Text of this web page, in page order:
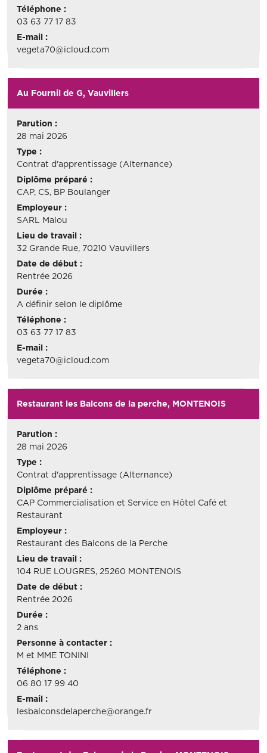
Téléphone :
03 63 77 17 83
E-mail :
vegeta70@icloud.com
Au Fournil de G, Vauvillers
Parution :
28 mai 2026
Type :
Contrat d'apprentissage (Alternance)
Diplôme préparé :
CAP, CS, BP Boulanger
Employeur :
SARL Malou
Lieu de travail :
32 Grande Rue, 70210 Vauvillers
Date de début :
Rentrée 2026
Durée :
A définir selon le diplôme
Téléphone :
03 63 77 17 83
E-mail :
vegeta70@icloud.com
Restaurant les Balcons de la perche, MONTENOIS
Parution :
28 mai 2026
Type :
Contrat d'apprentissage (Alternance)
Diplôme préparé :
CAP Commercialisation et Service en Hôtel Café et
Restaurant
Employeur :
Restaurant des Balcons de la Perche
Lieu de travail :
104 RUE LOUGRES, 25260 MONTENOIS
Date de début :
Rentrée 2026
Durée :
2 ans
Personne à contacter :
M et MME TONINI
Téléphone :
06 80 17 99 40
E-mail :
lesbalconsdelaperche@orange.fr